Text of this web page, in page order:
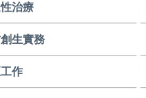
治療
生實務
作